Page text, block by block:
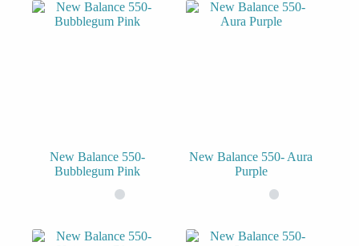
New Balance 550-
Bubblegum Pink
New Balance 550- Aura
Purple